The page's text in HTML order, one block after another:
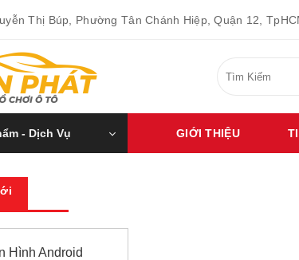
Thị Búp, Phường Tân Chánh Hiệp, Quận 12,
kiếm:
- Dịch Vụ GIỚI THIỆU
Hình Android